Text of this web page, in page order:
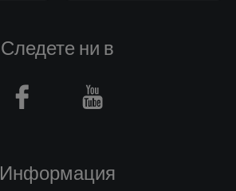
Информация
Следете ни в
Facebook Youtube